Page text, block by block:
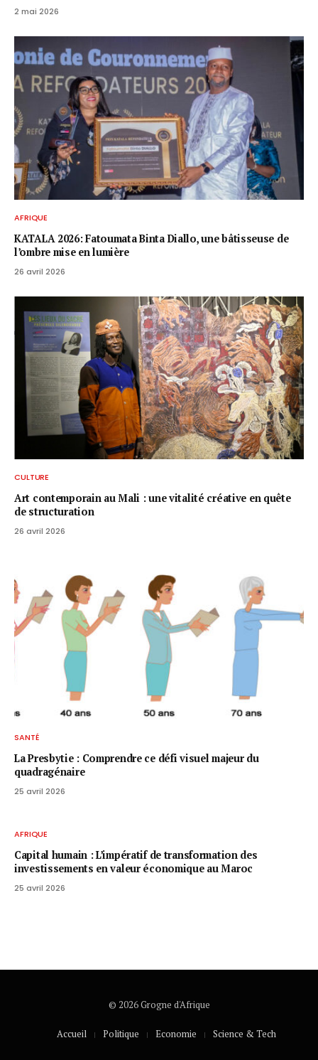
2 mai 2026
AFRIQUE
KATALA 2026: Fatoumata Binta Diallo, une bâtisseuse de
l’ombre mise en lumière
26 avril 2026
CULTURE
Art contemporain au Mali : une vitalité créative en quête
de structuration
26 avril 2026
SANTÉ
La Presbytie : Comprendre ce défi visuel majeur du
quadragénaire
25 avril 2026
AFRIQUE
Capital humain : L’impératif de transformation des
investissements en valeur économique au Maroc
25 avril 2026
© 2026 Grogne d'Afrique
Accueil Politique Economie Science & Tech